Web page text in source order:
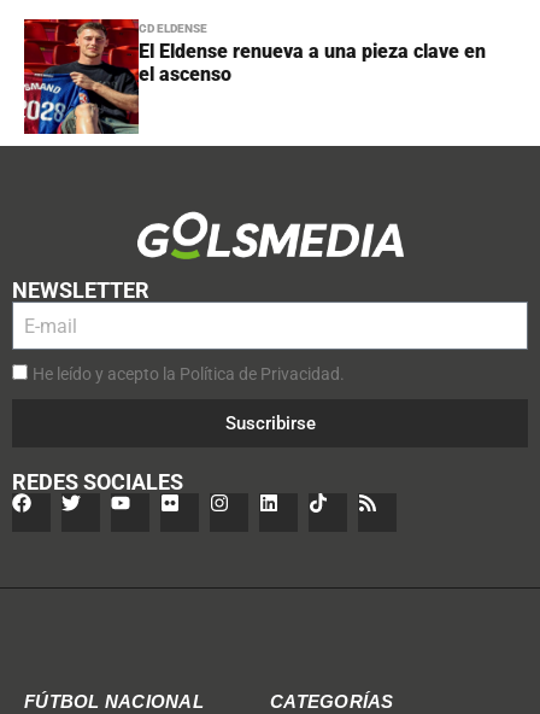
CD ELDENSE
El Eldense renueva a una pieza clave en
el ascenso
NEWSLETTER
He leído y acepto la Política de Privacidad.
Suscribirse
REDES SOCIALES
FÚTBOL NACIONAL CATEGORÍAS